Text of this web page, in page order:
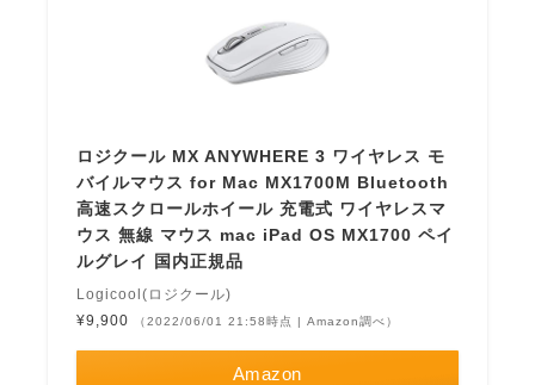
ロジクール MX ANYWHERE 3 ワイヤレス モ
バイルマウス for Mac MX1700M Bluetooth
高速スクロールホイール 充電式 ワイヤレスマ
ウス 無線 マウス mac iPad OS MX1700 ペイ
ルグレイ 国内正規品
Logicool(ロジクール)
¥9,900
（2022/06/01 21:58時点 | Amazon調べ）
Amazon